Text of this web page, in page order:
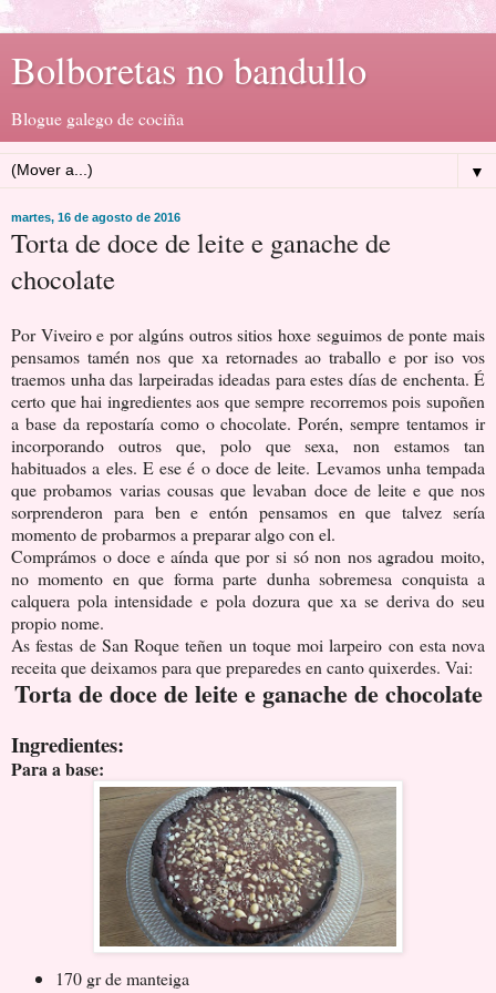
Bolboretas no bandullo
Blogue galego de cociña
▼
martes, 16 de agosto de 2016
Torta de doce de leite e ganache de
chocolate
Por Viveiro e por algúns outros sitios hoxe seguimos de ponte mais
pensamos tamén nos que xa retornades ao traballo e por iso vos
traemos unha das larpeiradas ideadas para estes días de enchenta. É
certo que hai ingredientes aos que sempre recorremos pois supoñen
a base da repostaría como o chocolate. Porén, sempre tentamos ir
incorporando outros que, polo que sexa, non estamos tan
habituados a eles. E ese é o doce de leite. Levamos unha tempada
que probamos varias cousas que levaban doce de leite e que nos
sorprenderon para ben e entón pensamos en que talvez sería
momento de probarmos a preparar algo con el.
Comprámos o doce e aínda que por si só non nos agradou moito,
no momento en que forma parte dunha sobremesa conquista a
calquera pola intensidade e pola dozura que xa se deriva do seu
propio nome.
As festas de San Roque teñen un toque moi larpeiro con esta nova
receita que deixamos para que preparedes en canto quixerdes. Vai:
Torta de doce de leite e ganache de chocolate
Ingredientes:
Para a base:
170 gr de manteiga